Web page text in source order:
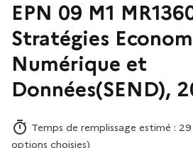
EPN 09 M1
Stratégies
Numérique et
Données(SEND),
Temps de remplissage estimé :
options choisies)